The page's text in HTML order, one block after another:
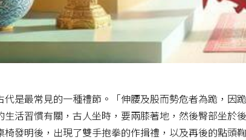
代是最常見的一種禮節。「伸腰及股而勢危者為跪，因
生活習慣有關，古人坐時，要兩膝著地，然後臀部坐於
椅發明後，出現了雙手抱拳的作揖禮，以及再後的點頭